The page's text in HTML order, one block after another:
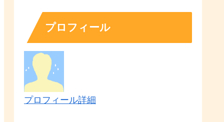
プロフィール
プロフィール詳細